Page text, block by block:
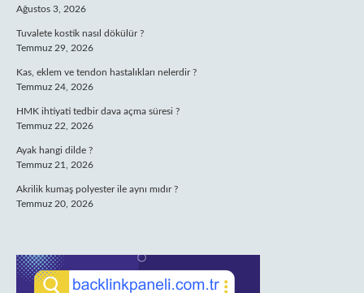
Ağustos 3, 2026
Tuvalete kostik nasıl dökülür ?
Temmuz 29, 2026
Kas, eklem ve tendon hastalıkları nelerdir ?
Temmuz 24, 2026
HMK ihtiyati tedbir dava açma süresi ?
Temmuz 22, 2026
Ayak hangi dilde ?
Temmuz 21, 2026
Akrilik kumaş polyester ile aynı mıdır ?
Temmuz 20, 2026